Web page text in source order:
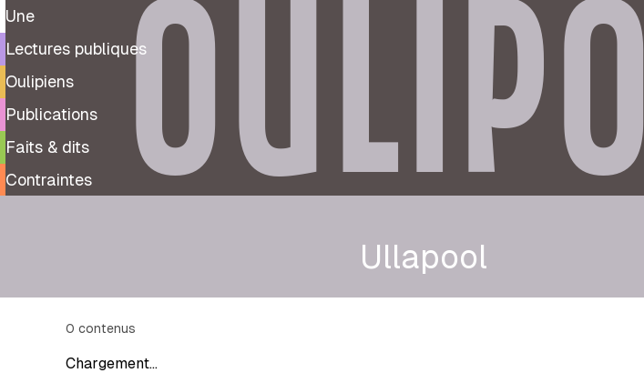
Une
Lectures publiques
Oulipiens
Publications
Faits & dits
Contraintes
OULIPO
Ullapool
0 contenus
Chargement…